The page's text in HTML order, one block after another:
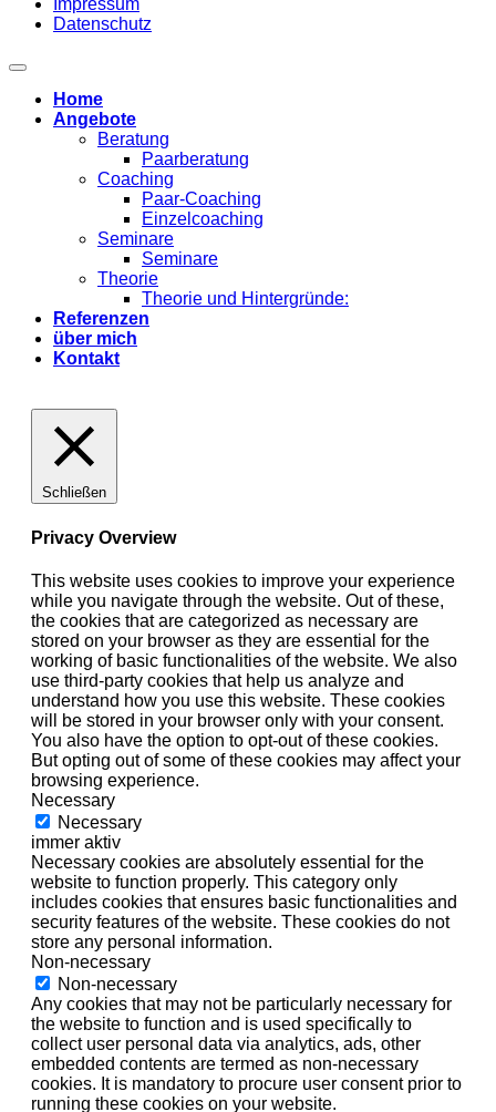
Impressum
Datenschutz
Home
Angebote
Beratung
Paarberatung
Coaching
Paar-Coaching
Einzelcoaching
Seminare
Seminare
Theorie
Theorie und Hintergründe:
Referenzen
über mich
Kontakt
Schließen
Privacy Overview
This website uses cookies to improve your experience
while you navigate through the website. Out of these,
the cookies that are categorized as necessary are
stored on your browser as they are essential for the
working of basic functionalities of the website. We also
use third-party cookies that help us analyze and
understand how you use this website. These cookies
will be stored in your browser only with your consent.
You also have the option to opt-out of these cookies.
But opting out of some of these cookies may affect your
browsing experience.
Necessary
Necessary
immer aktiv
Necessary cookies are absolutely essential for the
website to function properly. This category only
includes cookies that ensures basic functionalities and
security features of the website. These cookies do not
store any personal information.
Non-necessary
Non-necessary
Any cookies that may not be particularly necessary for
the website to function and is used specifically to
collect user personal data via analytics, ads, other
embedded contents are termed as non-necessary
cookies. It is mandatory to procure user consent prior to
running these cookies on your website.